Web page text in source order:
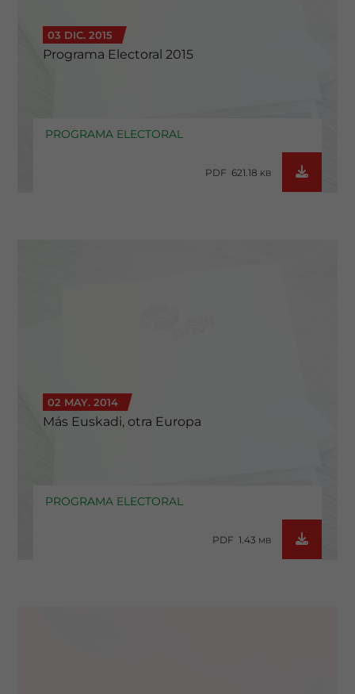
03 DIC. 2015
Programa Electoral 2015
PROGRAMA ELECTORAL
PDF 621.18 KB
02 MAY. 2014
Más Euskadi, otra Europa
PROGRAMA ELECTORAL
PDF 1.43 MB